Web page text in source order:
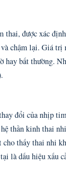
thai, được xác
chậm lại. Giá trị
hay bất thường.
đổi của nhịp
hệ thần kinh thai
thấy thai nhi
là dấu hiệu xấu